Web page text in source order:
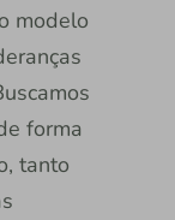
modelo
forma
tanto